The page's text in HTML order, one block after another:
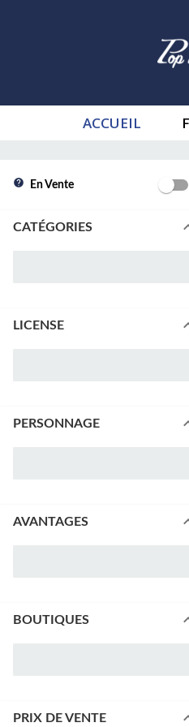
ACCUEIL
En Vente
CATÉGORIES
LICENSE
PERSONNAGE
AVANTAGES
BOUTIQUES
PRIX DE VENTE